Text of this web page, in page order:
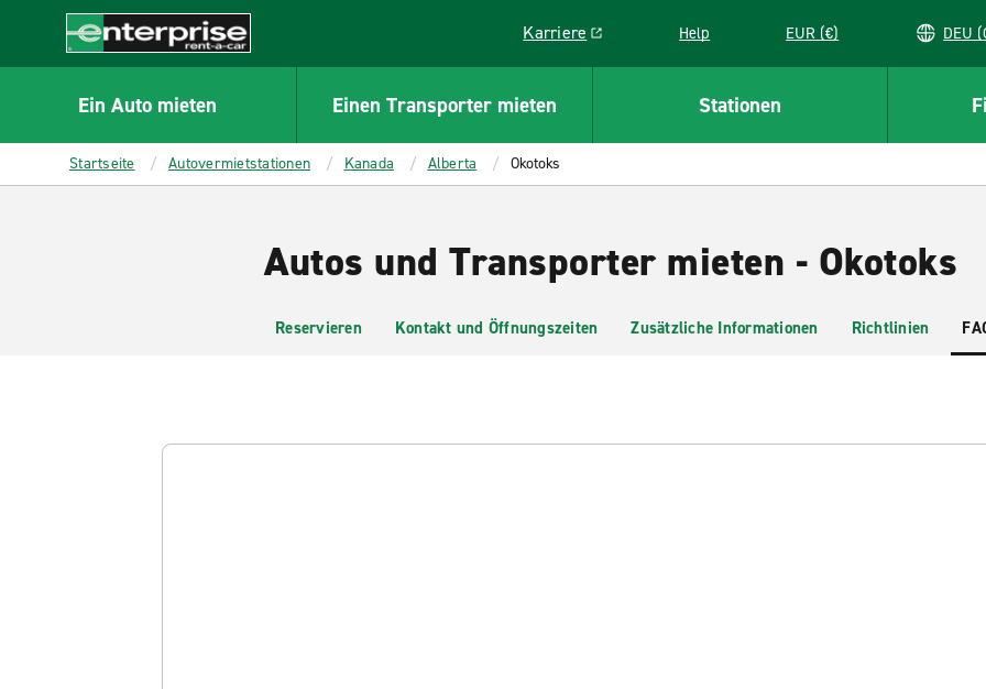
CONTENT
Enterprise
Karriere
Link opens in a new window
Help EUR (€)
Ein Auto mieten Einen Transporter mieten Stationen
Startseite Autovermietstationen Kanada Alberta Okotoks
Autos und Transporter mieten - Okotoks
Reservieren Kontakt und Öffnungszeiten Zusätzliche Informationen Richtlinien